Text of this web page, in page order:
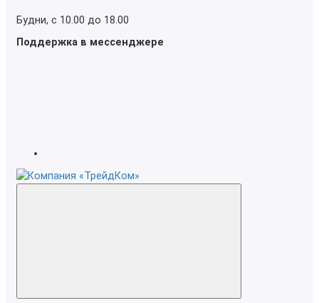
Будни, с 10.00 до 18.00
Поддержка в мессенджере